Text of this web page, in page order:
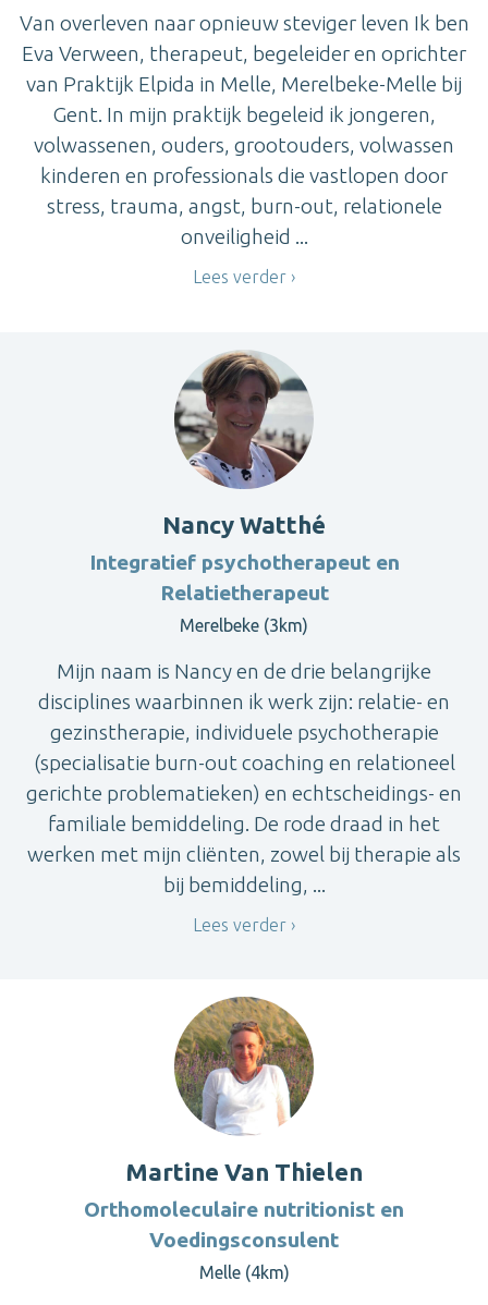
Van overleven naar opnieuw steviger leven Ik ben
Eva Verween, therapeut, begeleider en oprichter
van Praktijk Elpida in Melle, Merelbeke-Melle bij
Gent. In mijn praktijk begeleid ik jongeren,
volwassenen, ouders, grootouders, volwassen
kinderen en professionals die vastlopen door
stress, trauma, angst, burn-out, relationele
onveiligheid ...
Lees verder
Nancy Watthé
Integratief psychotherapeut en
Relatietherapeut
Merelbeke (3km)
Mijn naam is Nancy en de drie belangrijke
disciplines waarbinnen ik werk zijn: relatie- en
gezinstherapie, individuele psychotherapie
(specialisatie burn-out coaching en relationeel
gerichte problematieken) en echtscheidings- en
familiale bemiddeling. De rode draad in het
werken met mijn cliënten, zowel bij therapie als
bij bemiddeling, ...
Lees verder
Martine Van Thielen
Orthomoleculaire nutritionist en
Voedingsconsulent
Melle (4km)